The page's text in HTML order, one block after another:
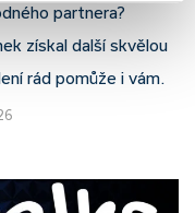
partnera?
získal další skvělou
rád pomůže i vám.